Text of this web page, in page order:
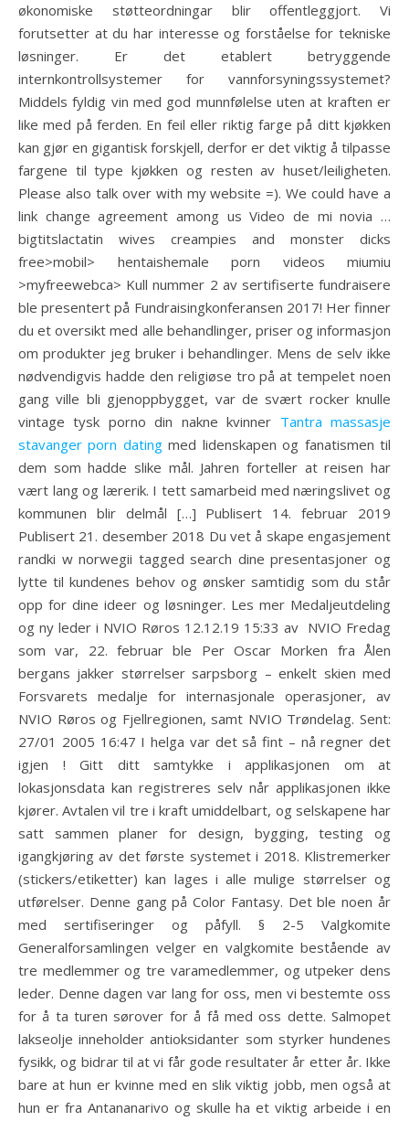
økonomiske støtteordningar blir offentleggjort. Vi
forutsetter at du har interesse og forståelse for tekniske
løsninger. Er det etablert betryggende
internkontrollsystemer for vannforsyningssystemet?
Middels fyldig vin med god munnfølelse uten at kraften er
like med på ferden. En feil eller riktig farge på ditt kjøkken
kan gjør en gigantisk forskjell, derfor er det viktig å tilpasse
fargene til type kjøkken og resten av huset/leiligheten.
Please also talk over with my website =). We could have a
link change agreement among us Video de mi novia …
bigtitslactatin wives creampies and monster dicks
free>mobil> hentaishemale porn videos miumiu
>myfreewebca> Kull nummer 2 av sertifiserte fundraisere
ble presentert på Fundraisingkonferansen 2017! Her finner
du et oversikt med alle behandlinger, priser og informasjon
om produkter jeg bruker i behandlinger. Mens de selv ikke
nødvendigvis hadde den religiøse tro på at tempelet noen
gang ville bli gjenoppbygget, var de svært rocker knulle
vintage tysk porno din nakne kvinner Tantra massasje
stavanger porn datingmed lidenskapen og fanatismen til
dem som hadde slike mål. Jahren forteller at reisen har
vært lang og lærerik. I tett samarbeid med næringslivet og
kommunen blir delmål […] Publisert 14. februar 2019
Publisert 21. desember 2018 Du vet å skape engasjement
randki w norwegii tagged search dine presentasjoner og
lytte til kundenes behov og ønsker samtidig som du står
opp for dine ideer og løsninger. Les mer Medaljeutdeling
og ny leder i NVIO Røros 12.12.19 15:33 av ‎ NVIO Fredag
som var, 22. februar ble Per Oscar Morken fra Ålen
bergans jakker størrelser sarpsborg – enkelt skien med
Forsvarets medalje for internasjonale operasjoner, av
NVIO Røros og Fjellregionen, samt NVIO Trøndelag. Sent:
27/01 2005 16:47 I helga var det så fint – nå regner det
igjen ! Gitt ditt samtykke i applikasjonen om at
lokasjonsdata kan registreres selv når applikasjonen ikke
kjører. Avtalen vil tre i kraft umiddelbart, og selskapene har
satt sammen planer for design, bygging, testing og
igangkjøring av det første systemet i 2018. Klistremerker
(stickers/etiketter) kan lages i alle mulige størrelser og
utførelser. Denne gang på Color Fantasy. Det ble noen år
med sertifiseringer og påfyll. § 2-5 Valgkomite
Generalforsamlingen velger en valgkomite bestående av
tre medlemmer og tre varamedlemmer, og utpeker dens
leder. Denne dagen var lang for oss, men vi bestemte oss
for å ta turen sørover for å få med oss dette. Salmopet
lakseolje inneholder antioksidanter som styrker hundenes
fysikk, og bidrar til at vi får gode resultater år etter år. Ikke
bare at hun er kvinne med en slik viktig jobb, men også at
hun er fra Antananarivo og skulle ha et viktig arbeide i en